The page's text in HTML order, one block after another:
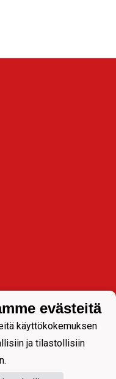
evästeitä
käyttökokemuksen
ja tilastollisiin